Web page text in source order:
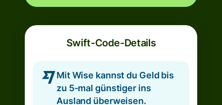
Swift-Code-Details
Mit Wise kannst du Geld bis
zu 5-mal günstiger ins
Ausland überweisen.